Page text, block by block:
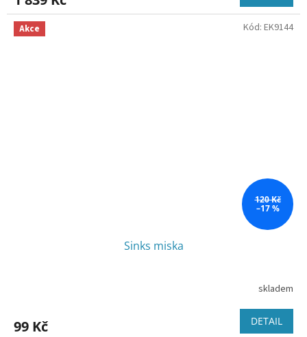
Akce
120 Kč
–17 %
Sinks miska
skladem
99 Kč DETAIL
Kód: EK9144